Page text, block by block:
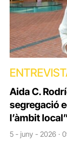
Aida C.
segregació
l’àmbit
5 - juny - 2026 ·